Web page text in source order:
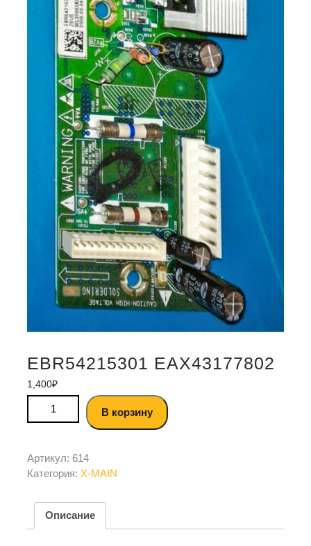
EBR54215301 EAX43177802
1,400₽
В корзину
Артикул: 614
Категория: X-MAIN
Описание